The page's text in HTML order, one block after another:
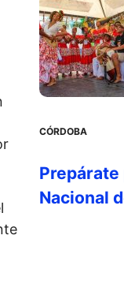
CÓRDOBA
Prepárate
Nacional